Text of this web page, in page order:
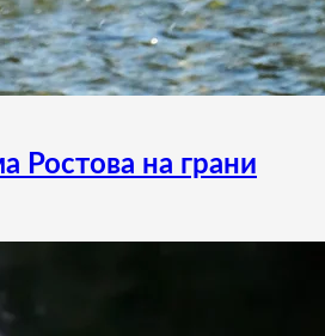
Ростова на грани